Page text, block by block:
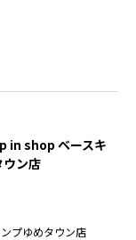
in shop ベースキ
ウン店
プゆめタウン店